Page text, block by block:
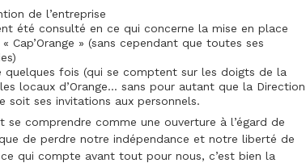
de l’entreprise
été consulté en ce qui concerne la mise en place
Cap’Orange » (sans cependant que toutes ses
quelques fois (qui se comptent sur les doigts de la
locaux d’Orange… sans pour autant que la Direction
soit ses invitations aux personnels.
se comprendre comme une ouverture à l’égard de
de perdre notre indépendance et notre liberté de
qui compte avant tout pour nous, c’est bien la